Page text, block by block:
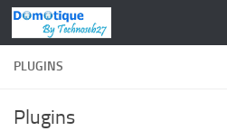
Skip to content
PLUGINS
Plugins